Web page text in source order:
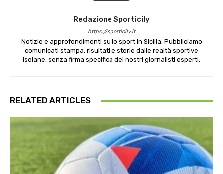
Redazione Sporticily
https://sporticily.it
Notizie e approfondimenti sullo sport in Sicilia. Pubbliciamo
comunicati stampa, risultati e storie dalle realtà sportive
isolane, senza firma specifica dei nostri giornalisti esperti.
RELATED ARTICLES